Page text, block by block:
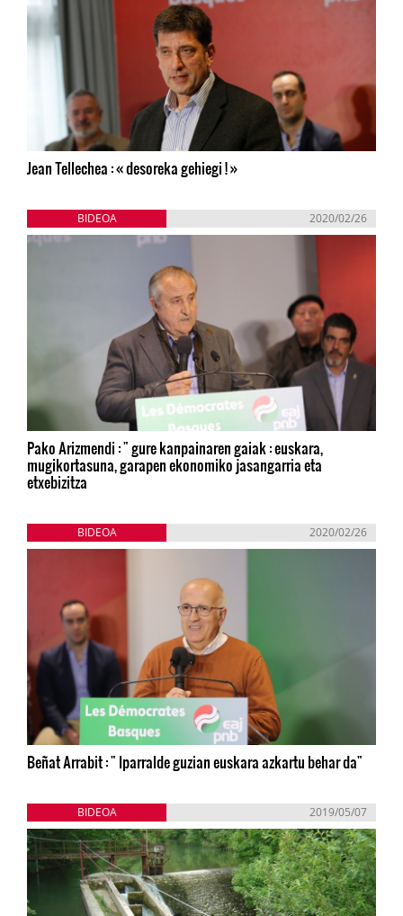
Jean Tellechea : « desoreka gehiegi ! »
BIDEOA 2020/02/26
Pako Arizmendi : " gure kanpainaren gaiak : euskara,
mugikortasuna, garapen ekonomiko jasangarria eta
etxebizitza
BIDEOA 2020/02/26
Beñat Arrabit : " Iparralde guzian euskara azkartu behar da"
BIDEOA 2019/05/07